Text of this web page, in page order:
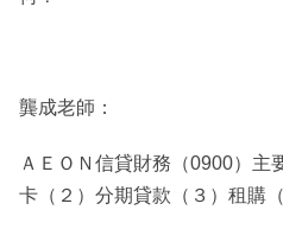
龔成老師：
ＡＥＯＮ信貸財務（0900）主
卡（２）分期貸款（３）租購